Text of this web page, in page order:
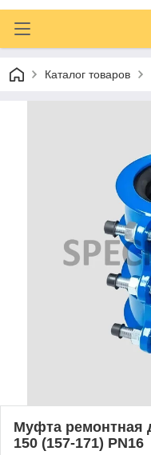
Каталог товаров
Муфта ремонтная
150 (157-171) PN16